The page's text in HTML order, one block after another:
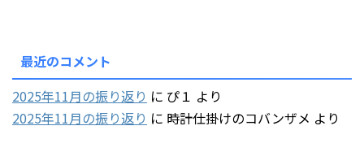
最近のコメント
2025年11月の振り返り に ぴ１ より
2025年11月の振り返り に 時計仕掛けのコバンザメ より